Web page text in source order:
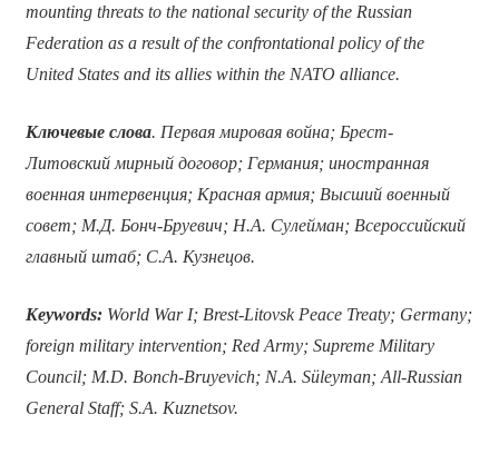
mounting threats to the national security of the Russian
Federation as a result of the confrontational policy of the
United States and its allies within the NATO alliance.
Ключевые слова. Первая мировая война; Брест-
Литовский мирный договор; Германия; иностранная
военная интервенция; Красная армия; Высший военный
совет; М.Д. Бонч-Бруевич; Н.А. Сулейман; Всероссийский
главный штаб; С.А. Кузнецов.
Keywords: World War I; Brest-Litovsk Peace Treaty; Germany;
foreign military intervention; Red Army; Supreme Military
Council; M.D. Bonch-Bruyevich; N.A. Süleyman; All-Russian
General Staff; S.A. Kuznetsov.